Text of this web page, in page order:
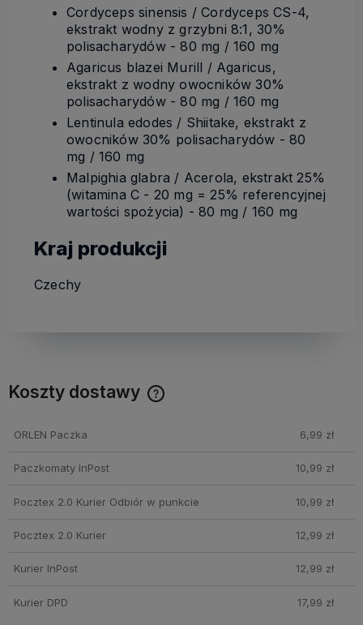
Cordyceps sinensis / Cordyceps CS-4,
ekstrakt wodny z grzybni 8:1, 30%
polisacharydów - 80 mg / 160 mg
Agaricus blazei Murill / Agaricus,
ekstrakt z wodny owocników 30%
polisacharydów - 80 mg / 160 mg
Lentinula edodes / Shiitake, ekstrakt z
owocników 30% polisacharydów - 80
mg / 160 mg
Malpighia glabra / Acerola, ekstrakt 25%
(witamina C - 20 mg = 25% referencyjnej
wartości spożycia) - 80 mg / 160 mg
Kraj produkcji
Czechy
Koszty dostawy
ORLEN Paczka 6,99 zł
Paczkomaty InPost 10,99 zł
Pocztex 2.0 Kurier Odbiór w punkcie 10,99 zł
Pocztex 2.0 Kurier 12,99 zł
Kurier InPost 12,99 zł
Kurier DPD 17,99 zł